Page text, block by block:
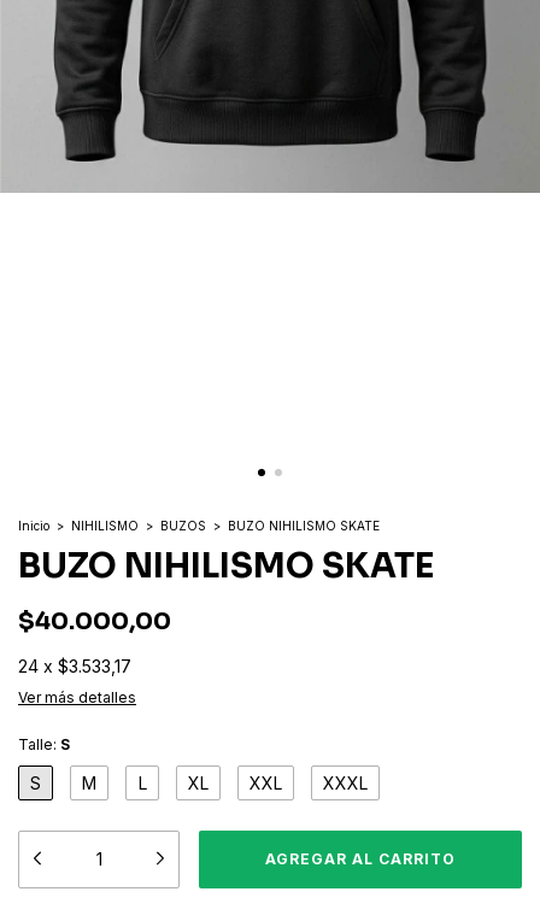
Inicio > NIHILISMO > BUZOS > BUZO NIHILISMO SKATE
BUZO NIHILISMO SKATE
$40.000,00
24 x $3.533,17
Ver más detalles
Talle: S
S M L XL XXL XXXL